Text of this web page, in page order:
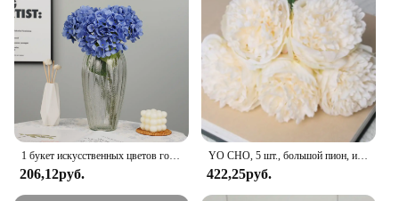
1 букет искусственных цветов гортензии, домашняя Свадебная вечеринка, день рождения, новый год, День Святого Валентина, Цветочный декор
206,12руб.
YO CHO, 5 шт., большой пион, искусственный Шелковый цветок, Искусственный Пион, домашний дисплей, искусственный цветок, сердце, пион, розовая роза
422,25руб.